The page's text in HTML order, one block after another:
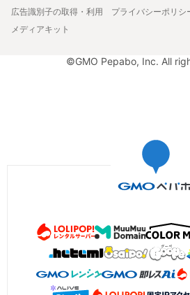
広告識別子の取得・利用
プライバシーポリシ
メディアキット
©GMO Pepabo, Inc. All